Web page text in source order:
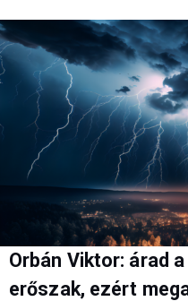
Orbán Viktor: árad
erőszak, ezért